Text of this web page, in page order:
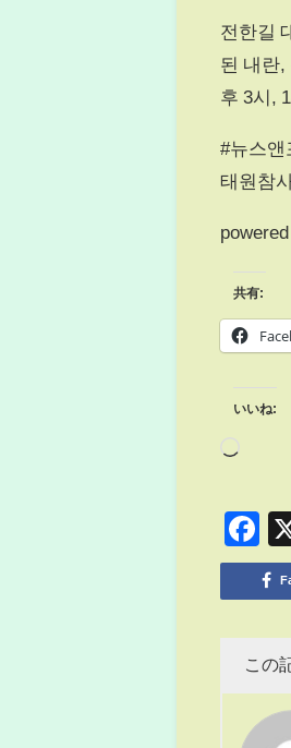
전한길
된 내란,
후 3시,
#뉴스앤
태원참
共有:
いいね:
この